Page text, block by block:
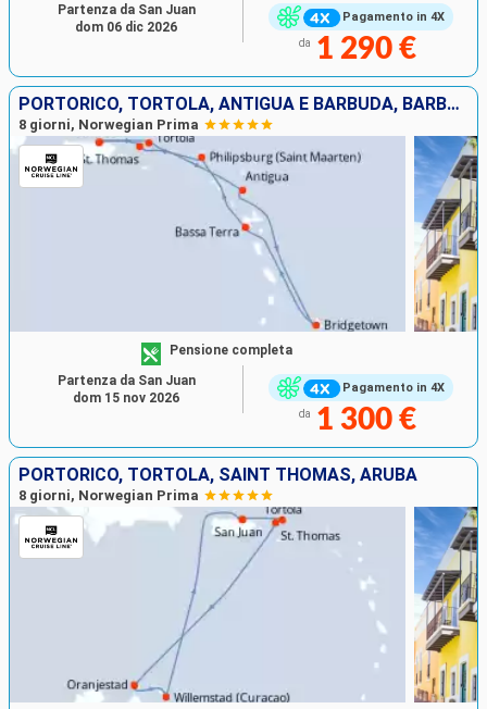
Pagamento in 4X
da 1 290 €
Partenza da San Juan
dom 06 dic 2026
PORTORICO, TORTOLA, ANTIGUA E BARBUDA, BARBADOS, GUADALUPA, SAINT MARTIN, SAINT THOMAS
8 giorni, Norwegian Prima
Pagamento in 4X
Pensione completa
da 1 300 €
Partenza da San Juan
dom 15 nov 2026
PORTORICO, TORTOLA, SAINT THOMAS, ARUBA
8 giorni, Norwegian Prima